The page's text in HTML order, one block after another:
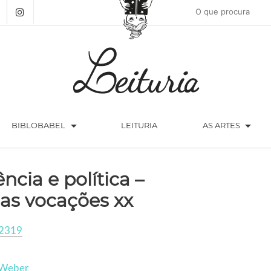
BIBLOBABEL arrow_drop_down LEITURIA AS ARTES arrow_drop_down
e política –
vocações xx